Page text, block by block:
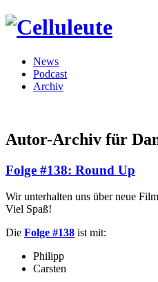
News
Podcast
Archiv
Autor-Archiv für
Folge #138: Round Up
Wir unterhalten uns über neue
Viel Spaß!
Die Folge #138 ist mit:
Philipp
Carsten